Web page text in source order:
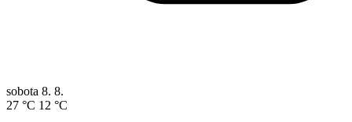
sobota 8. 8.
27 °C 12 °C